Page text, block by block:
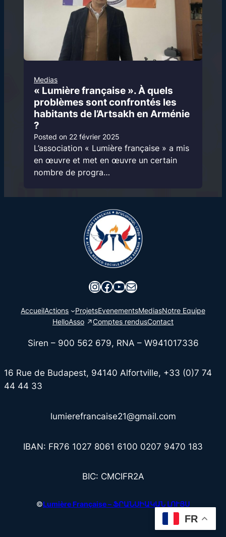
Medias
« Lumière française ». À quels
problèmes sont confrontés les
habitants de l’Artsakh en Arménie
?
Posted on 22 février 2025
L’association « Lumière française » a mis
en œuvre et met en œuvre un certain
nombre de progra…
Instagram
Facebook
YouTube
E-mail
AccueilActions ProjetsEvenementsMediasNotre Equipe
HelloAsso
Comptes rendusContact
Siren – 900 562 679, RNA – W941017336
16 Rue de Budapest, 94140 Alfortville, +33 (0)7 74
44 44 33
lumierefrancaise21@gmail.com
IBAN: FR76 1027 8061 6100 0207 9470 183
BIC: CMCIFR2A
©Lumière Française – ՖՐԱՆՍԻԱԿԱՆ ԼՈՒՅՍ
FR